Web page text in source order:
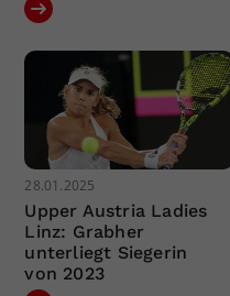
28.01.2025
Upper Austria Ladies
Linz: Grabher
unterliegt Siegerin
von 2023